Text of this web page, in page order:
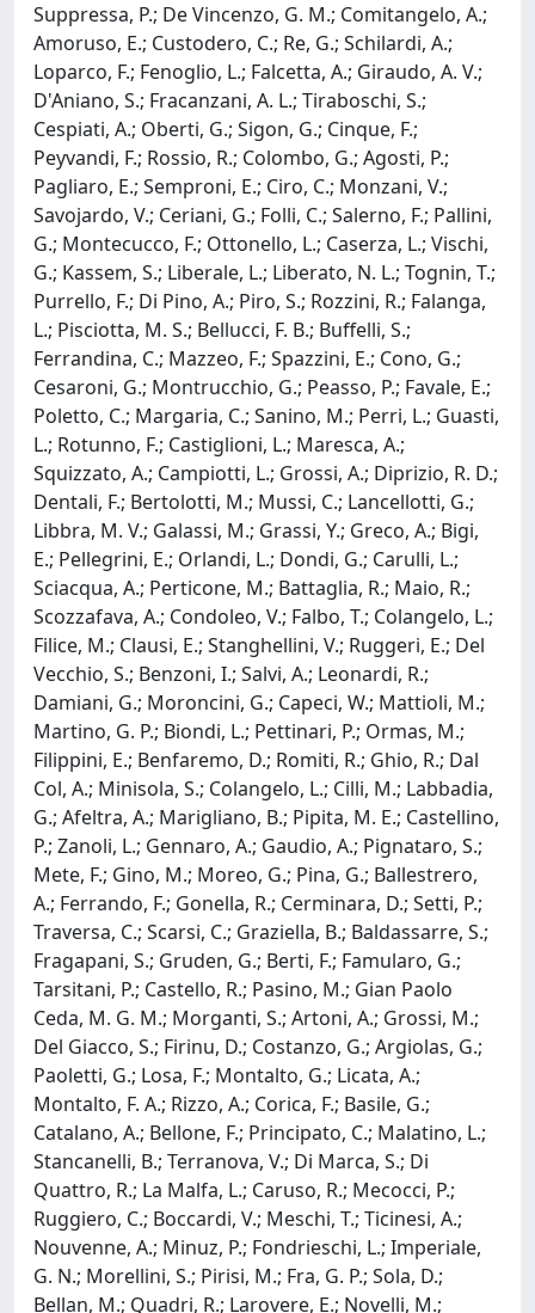
Suppressa, P.; De Vincenzo, G. M.; Comitangelo, A.;
Amoruso, E.; Custodero, C.; Re, G.; Schilardi, A.;
Loparco, F.; Fenoglio, L.; Falcetta, A.; Giraudo, A. V.;
D'Aniano, S.; Fracanzani, A. L.; Tiraboschi, S.;
Cespiati, A.; Oberti, G.; Sigon, G.; Cinque, F.;
Peyvandi, F.; Rossio, R.; Colombo, G.; Agosti, P.;
Pagliaro, E.; Semproni, E.; Ciro, C.; Monzani, V.;
Savojardo, V.; Ceriani, G.; Folli, C.; Salerno, F.; Pallini,
G.; Montecucco, F.; Ottonello, L.; Caserza, L.; Vischi,
G.; Kassem, S.; Liberale, L.; Liberato, N. L.; Tognin, T.;
Purrello, F.; Di Pino, A.; Piro, S.; Rozzini, R.; Falanga,
L.; Pisciotta, M. S.; Bellucci, F. B.; Buffelli, S.;
Ferrandina, C.; Mazzeo, F.; Spazzini, E.; Cono, G.;
Cesaroni, G.; Montrucchio, G.; Peasso, P.; Favale, E.;
Poletto, C.; Margaria, C.; Sanino, M.; Perri, L.; Guasti,
L.; Rotunno, F.; Castiglioni, L.; Maresca, A.;
Squizzato, A.; Campiotti, L.; Grossi, A.; Diprizio, R. D.;
Dentali, F.; Bertolotti, M.; Mussi, C.; Lancellotti, G.;
Libbra, M. V.; Galassi, M.; Grassi, Y.; Greco, A.; Bigi,
E.; Pellegrini, E.; Orlandi, L.; Dondi, G.; Carulli, L.;
Sciacqua, A.; Perticone, M.; Battaglia, R.; Maio, R.;
Scozzafava, A.; Condoleo, V.; Falbo, T.; Colangelo, L.;
Filice, M.; Clausi, E.; Stanghellini, V.; Ruggeri, E.; Del
Vecchio, S.; Benzoni, I.; Salvi, A.; Leonardi, R.;
Damiani, G.; Moroncini, G.; Capeci, W.; Mattioli, M.;
Martino, G. P.; Biondi, L.; Pettinari, P.; Ormas, M.;
Filippini, E.; Benfaremo, D.; Romiti, R.; Ghio, R.; Dal
Col, A.; Minisola, S.; Colangelo, L.; Cilli, M.; Labbadia,
G.; Afeltra, A.; Marigliano, B.; Pipita, M. E.; Castellino,
P.; Zanoli, L.; Gennaro, A.; Gaudio, A.; Pignataro, S.;
Mete, F.; Gino, M.; Moreo, G.; Pina, G.; Ballestrero,
A.; Ferrando, F.; Gonella, R.; Cerminara, D.; Setti, P.;
Traversa, C.; Scarsi, C.; Graziella, B.; Baldassarre, S.;
Fragapani, S.; Gruden, G.; Berti, F.; Famularo, G.;
Tarsitani, P.; Castello, R.; Pasino, M.; Gian Paolo
Ceda, M. G. M.; Morganti, S.; Artoni, A.; Grossi, M.;
Del Giacco, S.; Firinu, D.; Costanzo, G.; Argiolas, G.;
Paoletti, G.; Losa, F.; Montalto, G.; Licata, A.;
Montalto, F. A.; Rizzo, A.; Corica, F.; Basile, G.;
Catalano, A.; Bellone, F.; Principato, C.; Malatino, L.;
Stancanelli, B.; Terranova, V.; Di Marca, S.; Di
Quattro, R.; La Malfa, L.; Caruso, R.; Mecocci, P.;
Ruggiero, C.; Boccardi, V.; Meschi, T.; Ticinesi, A.;
Nouvenne, A.; Minuz, P.; Fondrieschi, L.; Imperiale,
G. N.; Morellini, S.; Pirisi, M.; Fra, G. P.; Sola, D.;
Bellan, M.; Quadri, R.; Larovere, E.; Novelli, M.;